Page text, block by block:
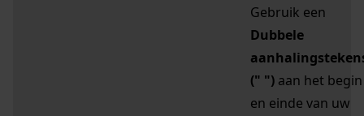
Gebruik een
Dubbele
(" ") aan het begin
en einde van uw